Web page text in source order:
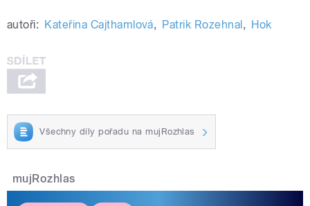
autoři: Kateřina Cajthamlová, Patrik Rozehnal , Hok
Všechny díly pořadu na mujRozhlas
mujRozhlas